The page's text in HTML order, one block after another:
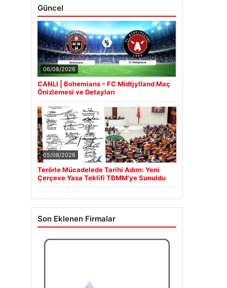
Güncel
06/08/2026
CANLI | Bohemians – FC Midtjylland Maç
Önizlemesi ve Detayları
05/08/2026
Terörle Mücadelede Tarihi Adım: Yeni
Çerçeve Yasa Teklifi TBMM’ye Sunuldu
Son Eklenen Firmalar